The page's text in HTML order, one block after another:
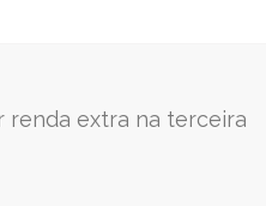
renda extra na terceira